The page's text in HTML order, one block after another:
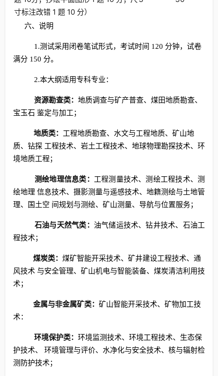
寸标注改错 1 题 10 分）
六、说明
1.测试采用闭卷笔试形式，考试时间 120 分钟，试卷
满分 150 分。
2.本大纲适用专科专业：
资源勘查类：地质调查与矿产普查、煤田地质勘查、
宝玉石 鉴定与加工；
地质类：
工程地质勘查、水文与工程地质、矿山地
质、钻探 工程技术、岩土工程技术、地球物理勘探技术、环
境地质工程；
测绘地理信息类：
工程测量技术、测绘工程技术、测
绘地理 信息技术、摄影测量与遥感技术、地籍测绘与土地管
理、国土空 间规划与测绘、矿山测量、导航与位置服务；
石油与天然气类： 油气储运技术、钻井技术、石油工
程技术；
煤炭类：煤矿智能开采技术、矿井建设工程技术、通
风技术 与安全管理、矿山机电与智能装备、煤炭清洁利用技
术；
金属与非金属矿类：矿山智能开采技术、矿物加工技
术：
环境保护类： 环境监测技术、环境工程技术、生态保
护技术、 环境管理与评价、水净化与安全技术、核与辐射检
测防护技术；